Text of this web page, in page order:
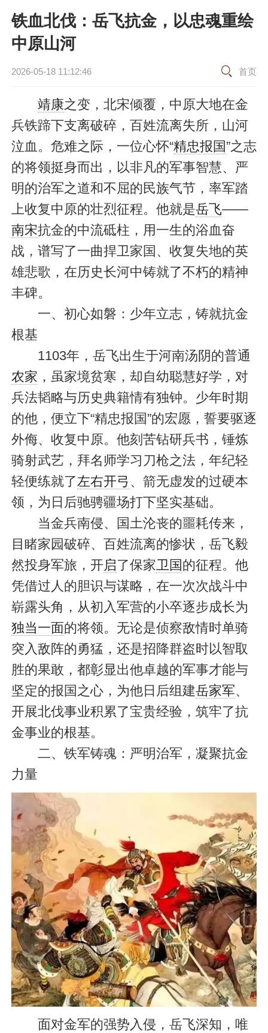
铁血北伐：岳飞抗金，以忠魂重绘
中原山河
2026-05-18 11:12:46 首页
靖康之变，北宋倾覆，中原大地在金
兵铁蹄下支离破碎，百姓流离失所，山河
泣血。危难之际，一位心怀“精忠报国”之志
的将领挺身而出，以非凡的军事智慧、严
明的治军之道和不屈的民族气节，率军踏
上收复中原的壮烈征程。他就是岳飞——
南宋抗金的中流砥柱，用一生的浴血奋
战，谱写了一曲捍卫家国、收复失地的英
雄悲歌，在历史长河中铸就了不朽的精神
丰碑。
一、初心如磐：少年立志，铸就抗金
根基
1103年，岳飞出生于河南汤阴的普通
农家 ，虽家境贫寒，却自幼聪慧好学，对
兵法韬略与历史典籍情有独钟。少年时期
的他，便立下“精忠报国”的宏愿，誓要驱逐
外侮、收复中原。他刻苦钻研兵书，锤炼
骑射武艺，拜名师学习刀枪之法，年纪轻
轻便练就了左右开弓 、箭无虚发的过硬本
领，为日后驰骋疆场打下坚实基础。
当金兵南侵、国土沦丧的噩耗传来，
目睹家园破碎、百姓流离的惨状，岳飞毅
然投身军旅，开启了保家卫国的征程。他
凭借过人的胆识与谋略，在一次次战斗中
崭露头角，从初入军营的小卒逐步成长为
独当一面的将领。无论是侦察敌情时单骑
突入敌阵的勇猛，还是招降群盗时以智取
胜的果敢，都彰显出他卓越的军事才能与
坚定的报国之心，为他日后组建岳家军、
开展北伐事业积累了宝贵经验，筑牢了抗
金事业的根基。
二、铁军铸魂：严明治军，凝聚抗金
力量
面对金军的强势入侵，岳飞深知，唯